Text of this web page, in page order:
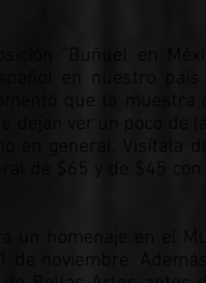
“Buñuel en
en nuestro país.
que la muestra
dejan ver un poco de la
en general. Visítala
de $65 y de $45 con
un homenaje en el
de noviembre.